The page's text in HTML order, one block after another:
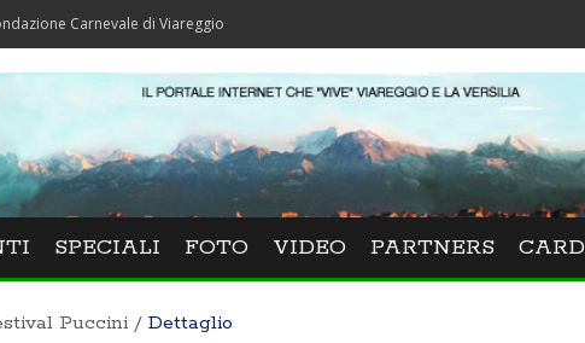
di Viareggio
SPECIALI FOTO VIDEO PARTNERS CARD
Puccini / Dettaglio